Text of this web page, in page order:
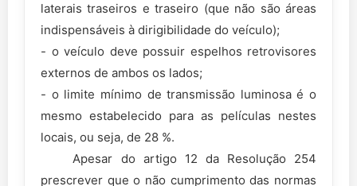
laterais traseiros e traseiro (que não são áreas
indispensáveis à dirigibilidade do veículo);
- o veículo deve possuir espelhos retrovisores
externos de ambos os lados;
- o limite mínimo de transmissão luminosa é o
mesmo estabelecido para as películas nestes
locais, ou seja, de 28 %.
Apesar do artigo 12 da Resolução 254
prescrever que o não cumprimento das normas